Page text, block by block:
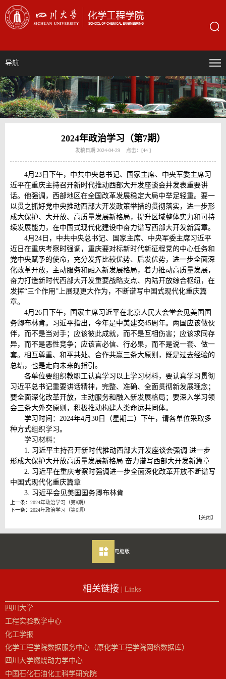
导航
2024年政治学习（第7期）
发稿日期:2024-04-29 点击：[44 ]
4月23日下午，中共中央总书记、国家主席、中央军委主席习
近平在重庆主持召开新时代推动西部大开发座谈会并发表重要讲
话。他强调，西部地区在全国改革发展稳定大局中举足轻重。要一
以贯之抓好党中央推动西部大开发政策举措的贯彻落实，进一步形
成大保护、大开放、高质量发展新格局，提升区域整体实力和可持
续发展能力，在中国式现代化建设中奋力谱写西部大开发新篇章。
4月24日，中共中央总书记、国家主席、中央军委主席习近平
近日在重庆考察时强调，重庆要对标新时代新征程党的中心任务和
党中央赋予的使命，充分发挥比较优势、后发优势，进一步全面深
化改革开放，主动服务和融入新发展格局，着力推动高质量发展，
奋力打造新时代西部大开发重要战略支点、内陆开放综合枢纽，在
发挥“三个作用”上展现更大作为，不断谱写中国式现代化重庆篇
章。
4月26日下午，国家主席习近平在北京人民大会堂会见美国国
务卿布林肯。习近平指出，今年是中美建交45周年。两国应该做伙
伴，而不是当对手；应该彼此成就，而不是互相伤害；应该求同存
异，而不是恶性竞争；应该言必信、行必果，而不是说一套、做一
套。相互尊重、和平共处、合作共赢三条大原则，既是过去经验的
总结，也是走向未来的指引。
各单位要组织教职工认真学习以上学习材料，要认真学习贯彻
习近平总书记重要讲话精神，完整、准确、全面贯彻新发展理念；
要全面深化改革开放，主动服务和融入新发展格局；要深入学习领
会三条大外交原则，积极推动构建人类命运共同体。
学习时间：2024年4月30日（星期二）下午，请各单位采取多
种方式组织学习。
学习材料：
1. 习近平主持召开新时代推动西部大开发座谈会强调 进一步
形成大保护大开放高质量发展新格局 奋力谱写西部大开发新篇章
2. 习近平在重庆考察时强调进一步全面深化改革开放不断谱写
中国式现代化重庆篇章
3. 习近平会见美国国务卿布林肯
上一条： 2024年政治学习（第8期）
下一条： 2024年政治学习（第6期）
【关闭】
电脑版
相关链接 | Links
四川大学
工程实验教学中心
化工学报
化学工程学院数据服务中心（原化学工程学院网络数据库）
四川大学燃烧动力学中心
中国石化石油化工科学研究院